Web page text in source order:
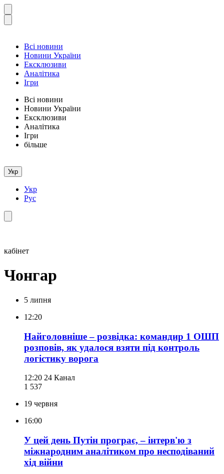
Всі новини
Новини України
Ексклюзиви
Аналітика
Ігри
Всі новини
Новини України
Ексклюзиви
Аналітика
Ігри
більше
Укр
Укр
Рус
кабінет
Чонгар
5 липня
12:20
Найголовніше – розвідка: командир 1 ОШП
розповів, як удалося взяти під контроль
логістику ворога
12:20 24 Канал
1 537
19 червня
16:00
У цей день Путін програє, – інтерв'ю з
міжнародним аналітиком про несподіваний
хід війни